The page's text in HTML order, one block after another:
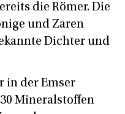
die Römer. Die
und Zaren
Dichter und
in der Emser
Mineralstoffen